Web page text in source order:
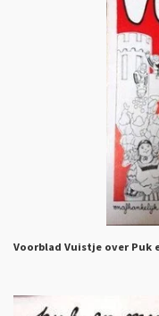
Voorblad Vuistje over Puk